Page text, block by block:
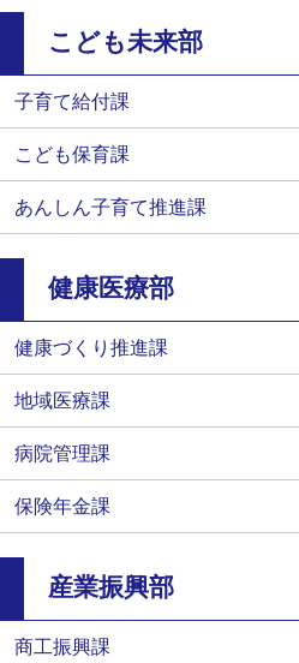
こども未来部
子育て給付課
こども保育課
あんしん子育て推進課
健康医療部
健康づくり推進課
地域医療課
病院管理課
保険年金課
産業振興部
商工振興課